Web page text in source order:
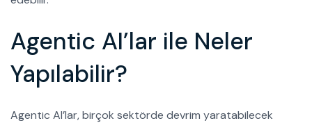
Agentic AI’lar ile Neler
Yapılabilir?
Agentic AI’lar, birçok sektörde devrim yaratabilecek